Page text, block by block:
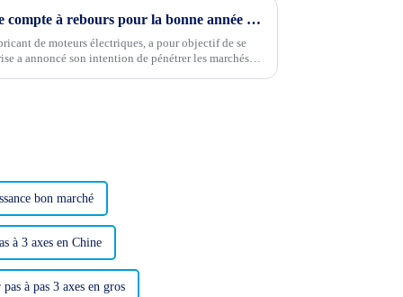
L'excitation monte alors que le compte à rebours pour la bonne année 2024 commence
de moteurs électriques, a pour objectif de se
a annoncé son intention de pénétrer les marchés
bon marché
à 3 axes en Chine
à pas 3 axes en gros